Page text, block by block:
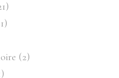
(2)